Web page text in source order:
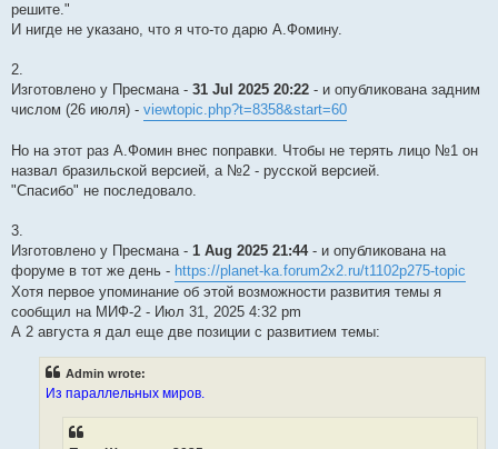
решите."
И нигде не указано, что я что-то дарю А.Фомину.
2.
Изготовлено у Пресмана - 31 Jul 2025 20:22 - и опубликована задним
числом (26 июля) - viewtopic.php?t=8358&start=60
Но на этот раз А.Фомин внес поправки. Чтобы не терять лицо №1 он
назвал бразильской версией, а №2 - русской версией.
"Спасибо" не последовало.
3.
Изготовлено у Пресмана - 1 Aug 2025 21:44- и опубликована на
форуме в тот же день - https://planet-ka.forum2x2.ru/t1102p275-topic
Хотя первое упоминание об этой возможности развития темы я
сообщил на МИФ-2 - Июл 31, 2025 4:32 pm
А 2 августа я дал еще две позиции с развитием темы:
Admin wrote:
Из параллельных миров.